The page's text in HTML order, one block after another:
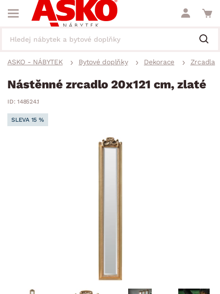
ASKO - NÁBYTEK Bytové doplňky Dekorace Zrcadla
Nástěnné zrcadlo 20x121 cm, zlaté
ID: 148524.1
SLEVA 15 %